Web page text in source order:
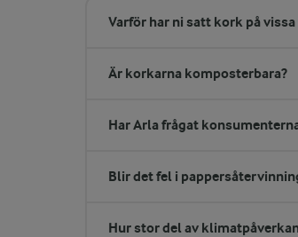
Varför har ni satt kork på
Är korkarna komposterbara?
Har Arla frågat
Blir det fel i
Hur stor del av